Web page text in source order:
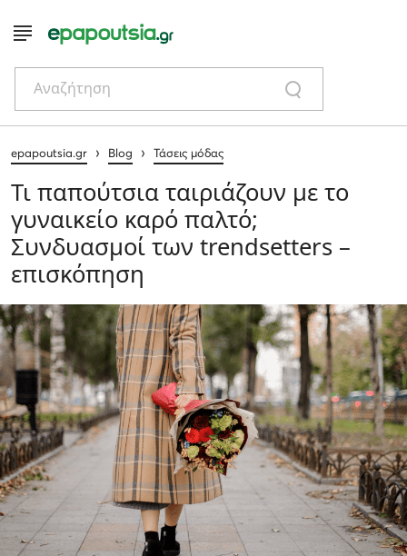
Αναζήτηση
epapoutsia.gr › Blog › Τάσεις μόδας
Τι παπούτσια ταιριάζουν με το
γυναικείο καρό παλτό;
Συνδυασμοί των trendsetters –
επισκόπηση
Τάσεις μόδας